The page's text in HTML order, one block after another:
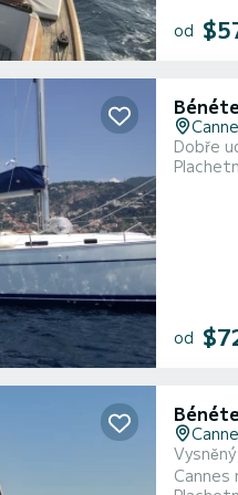
od
od
Cannes